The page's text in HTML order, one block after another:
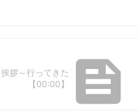

拶～行ってきた
【00:00】
～やっぱり海
～
【車検】